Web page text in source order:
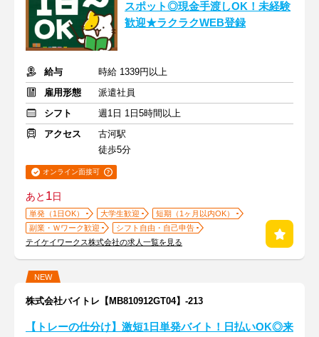
スポット◎現金手渡しOK！未経験
歓迎★ラクラクWEB登録
給与
時給 1339円以上
雇用形態
派遣社員
シフト
週1日 1日5時間以上
アクセス
古河駅
徒歩5分
オンライン面接可
あと 1日
単発（1日OK） 大学生歓迎
短期（1ヶ月以内OK）
副業・Ｗワーク歓迎
シフト自由・自己申告
テイケイワークス株式会社の求人一覧を見る
NEW
株式会社バイトレ【MB810912GT04】-213
【トレーの仕分け】激短1日単発バイト！日払いOK◎来